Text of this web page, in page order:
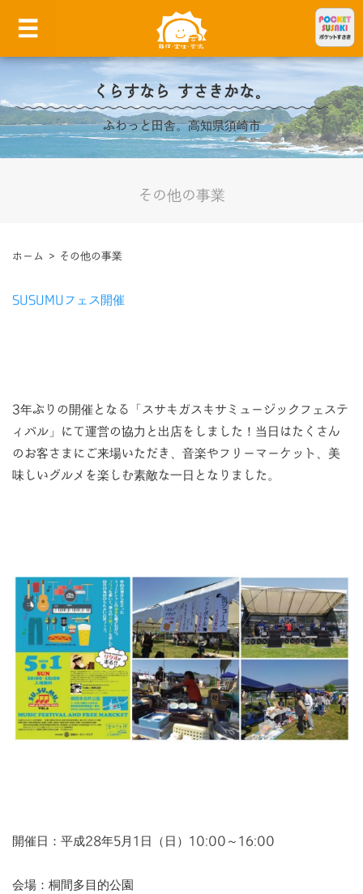
くらすなら すさきかな。
ふわっと田舎。高知県須崎市
その他の事業
ホーム > その他の事業
SUSUMUフェス開催
3年ぶりの開催となる「スサキガスキサミュージックフェステ
ィバル」にて運営の協力と出店をしました！当日はたくさん
のお客さまにご来場いただき、音楽やフリーマーケット、美
味しいグルメを楽しむ素敵な一日となりました。
開催日：平成28年5月1日（日）10:00～16:00
会場：桐間多目的公園